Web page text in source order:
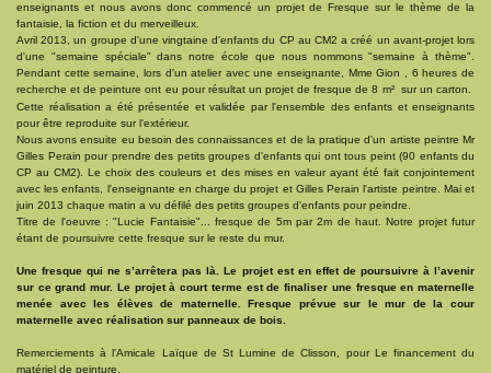
enseignants et nous avons donc commencé un projet de Fresque sur le thème de la
fantaisie, la fiction et du merveilleux.
Avril 2013, un groupe d'une vingtaine d'enfants du CP au CM2 a créé un avant-projet lors
d'une "semaine spéciale" dans notre école que nous nommons "semaine à thème".
Pendant cette semaine, lors d'un atelier avec une enseignante, Mme Gion , 6 heures de
recherche et de peinture ont eu pour résultat un projet de fresque de 8 m²sur un carton.
Cette réalisation a été présentée et validée par l'ensemble des enfants et enseignants
pour être reproduite sur l'extérieur.
Nous avons ensuite eu besoin des connaissances et de la pratique d'un artiste peintre Mr
Gilles Perain pour prendre des petits groupes d'enfants qui ont tous peint (90 enfants du
CP au CM2). Le choix des couleurs et des mises en valeur ayant été fait conjointement
avec les enfants, l'enseignante en charge du projet et Gilles Perain l'artiste peintre. Mai et
juin 2013 chaque matin a vu défilé des petits groupes d'enfants pour peindre.
Titre de l'oeuvre : "Lucie Fantaisie"... fresque de 5m par 2m de haut. Notre projet futur
étant de poursuivre cette fresque sur le reste du mur.
Une fresque qui ne s’arrêtera pas là. Le projet est en effet de poursuivre à l’avenir
sur ce grand mur. Le projet à court terme est de finaliser une fresque en maternelle
menée avec les élèves de maternelle. Fresque prévue sur le mur de la cour
maternelle avec réalisation sur panneaux de bois.
Remerciements à l'Amicale Laïque de St Lumine de Clisson, pour Le financement du
matériel de peinture.